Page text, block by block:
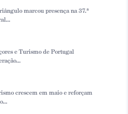
marcou presença na 37.ª
e Turismo de Portugal
crescem em maio e reforçam